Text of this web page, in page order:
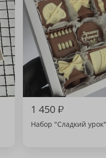
1 450₽
Набор "Сладкий урок"